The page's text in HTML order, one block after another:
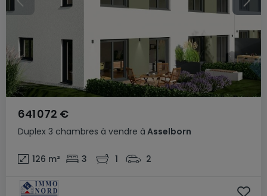
Duplex 3 chambres à vendre à Asselborn
641 072 €
126 m² 3 1 2